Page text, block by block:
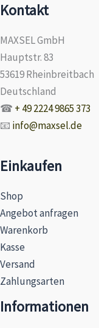
Kontakt
MAXSEL GmbH
Hauptstr. 83
53619 Rheinbreitbach
Deutschland
☎ + 49 2224 9865 373
📧 info@maxsel.de
Einkaufen
Shop
Angebot anfragen
Warenkorb
Kasse
Versand
Zahlungsarten
Informationen